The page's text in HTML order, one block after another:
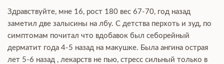
Здравствуйте, мне 16, рост 180 вес 67-70, год назад
заметил две залысины на лбу. С детства перхоть и зуд, по
симптомам почитал что вдобавок был себорейный
дерматит года 4-5 назад на макушке. Была ангина острая
лет 5-6 назад , лекарств не пью, стресс сильный только в